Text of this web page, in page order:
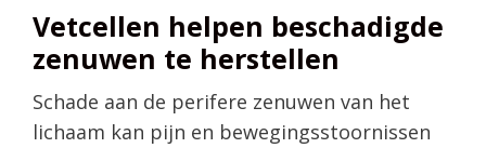
Vetcellen helpen beschadigde
zenuwen te herstellen
Schade aan de perifere zenuwen van het
lichaam kan pijn en bewegingsstoornissen